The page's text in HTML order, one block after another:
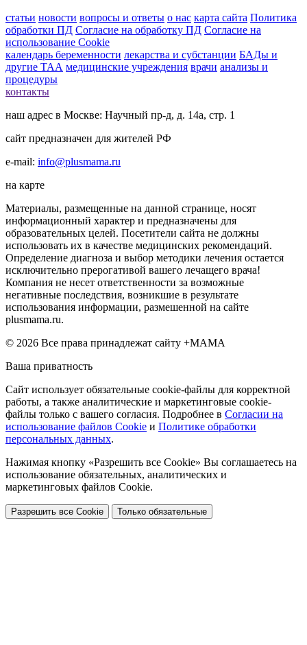
статьи новости вопросы и ответы о нас карта сайта Политика
обработки ПД Согласие на обработку ПД Согласие на
использование Cookie
календарь беременности лекарства и субстанции БАДы и
другие ТАА медицинские учреждения врачи анализы и
процедуры
контакты
наш адрес в Москве: Научный пр-д, д. 14а, стр. 1
сайт предназначен для жителей РФ
e-mail: info@plusmama.ru
на карте
Материалы, размещенные на данной странице, носят
информационный характер и предназначены для
образовательных целей. Посетители сайта не должны
использовать их в качестве медицинских рекомендаций.
Определение диагноза и выбор методики лечения остается
исключительно прерогативой вашего лечащего врача!
Компания не несет ответственности за возможные
негативные последствия, возникшие в результате
использования информации, размешенной на сайте
plusmama.ru.
© 2026 Все права принадлежат сайту +МАМА
Ваша приватность
Сайт использует обязательные cookie-файлы для корректной
работы, а также аналитические и маркетинговые cookie-
файлы только с вашего согласия. Подробнее в Согласии на
использование файлов Cookie и Политике обработки
персональных данных.
Нажимая кнопку «Разрешить все Cookie» Вы соглашаетесь на
использование обязательных, аналитических и
маркетинговых файлов Cookie.
Разрешить все Cookie Только обязательные